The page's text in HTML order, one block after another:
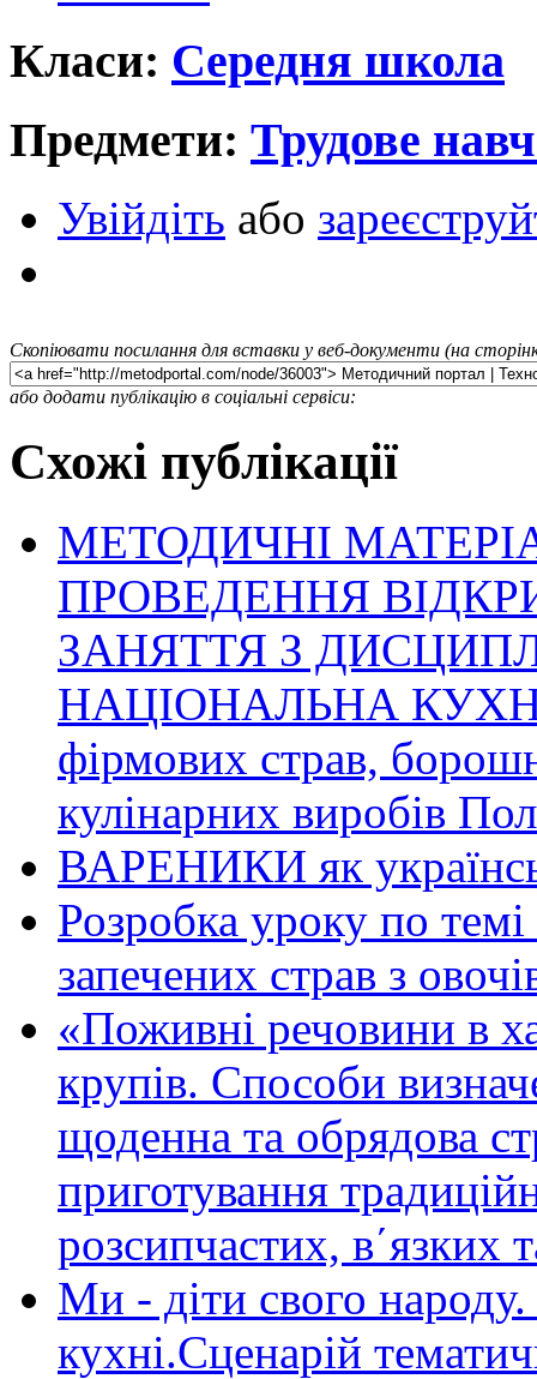
Класи: Середня школа
Предмети: Трудове
Увійдіть або
Скопіювати посилання для вставки у веб-документи (на
або додати публікацію в соціальні сервіси:
Схожі публікації
МЕТОДИЧНІ
ПРОВЕДЕННЯ
ЗАНЯТТЯ З
НАЦІОНАЛЬНА
фірмових страв,
кулінарних виробів
ВАРЕНИКИ як
Розробка уроку по
запечених страв з
«Поживні речовини в
крупів. Способи
щоденна та обрядова
приготування
розсипчастих, в´язких
Ми - діти свого народу.
кухні.Сценарій